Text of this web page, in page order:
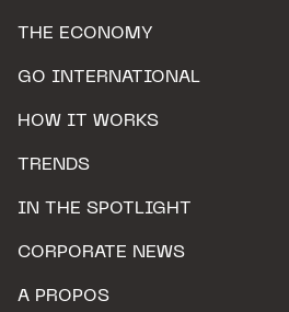
THE ECONOMY
GO INTERNATIONAL
HOW IT WORKS
TRENDS
IN THE SPOTLIGHT
CORPORATE NEWS
A PROPOS